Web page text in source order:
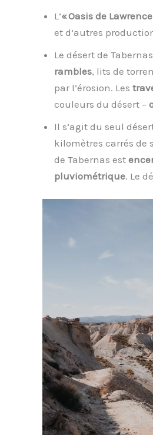
L’« Oasis de
et d’autres
Le désert de
rambles, lits de
par l’érosion. Les
couleurs du désert –
Il s’agit du seul
kilomètres carrés de
de Tabernas est
pluviométrique. Le